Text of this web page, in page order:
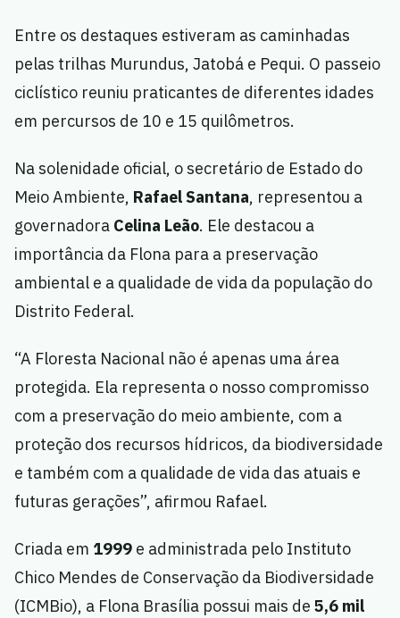
Entre os destaques estiveram as caminhadas
pelas trilhas Murundus, Jatobá e Pequi. O passeio
ciclístico reuniu praticantes de diferentes idades
em percursos de 10 e 15 quilômetros.
Na solenidade oficial, o secretário de Estado do
Meio Ambiente, Rafael Santana, representou a
governadora Celina Leão. Ele destacou a
importância da Flona para a preservação
ambiental e a qualidade de vida da população do
Distrito Federal.
“A Floresta Nacional não é apenas uma área
protegida. Ela representa o nosso compromisso
com a preservação do meio ambiente, com a
proteção dos recursos hídricos, da biodiversidade
e também com a qualidade de vida das atuais e
futuras gerações”, afirmou Rafael.
Criada em 1999 e administrada pelo Instituto
Chico Mendes de Conservação da Biodiversidade
(ICMBio), a Flona Brasília possui mais de 5,6 mil